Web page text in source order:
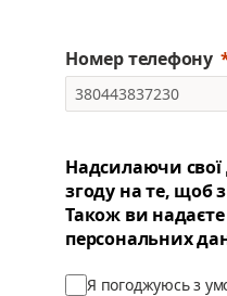
Номер телефону
Надсилаючи свої
згоду на те, щоб
Також ви
персональних
Я погоджуюсь з